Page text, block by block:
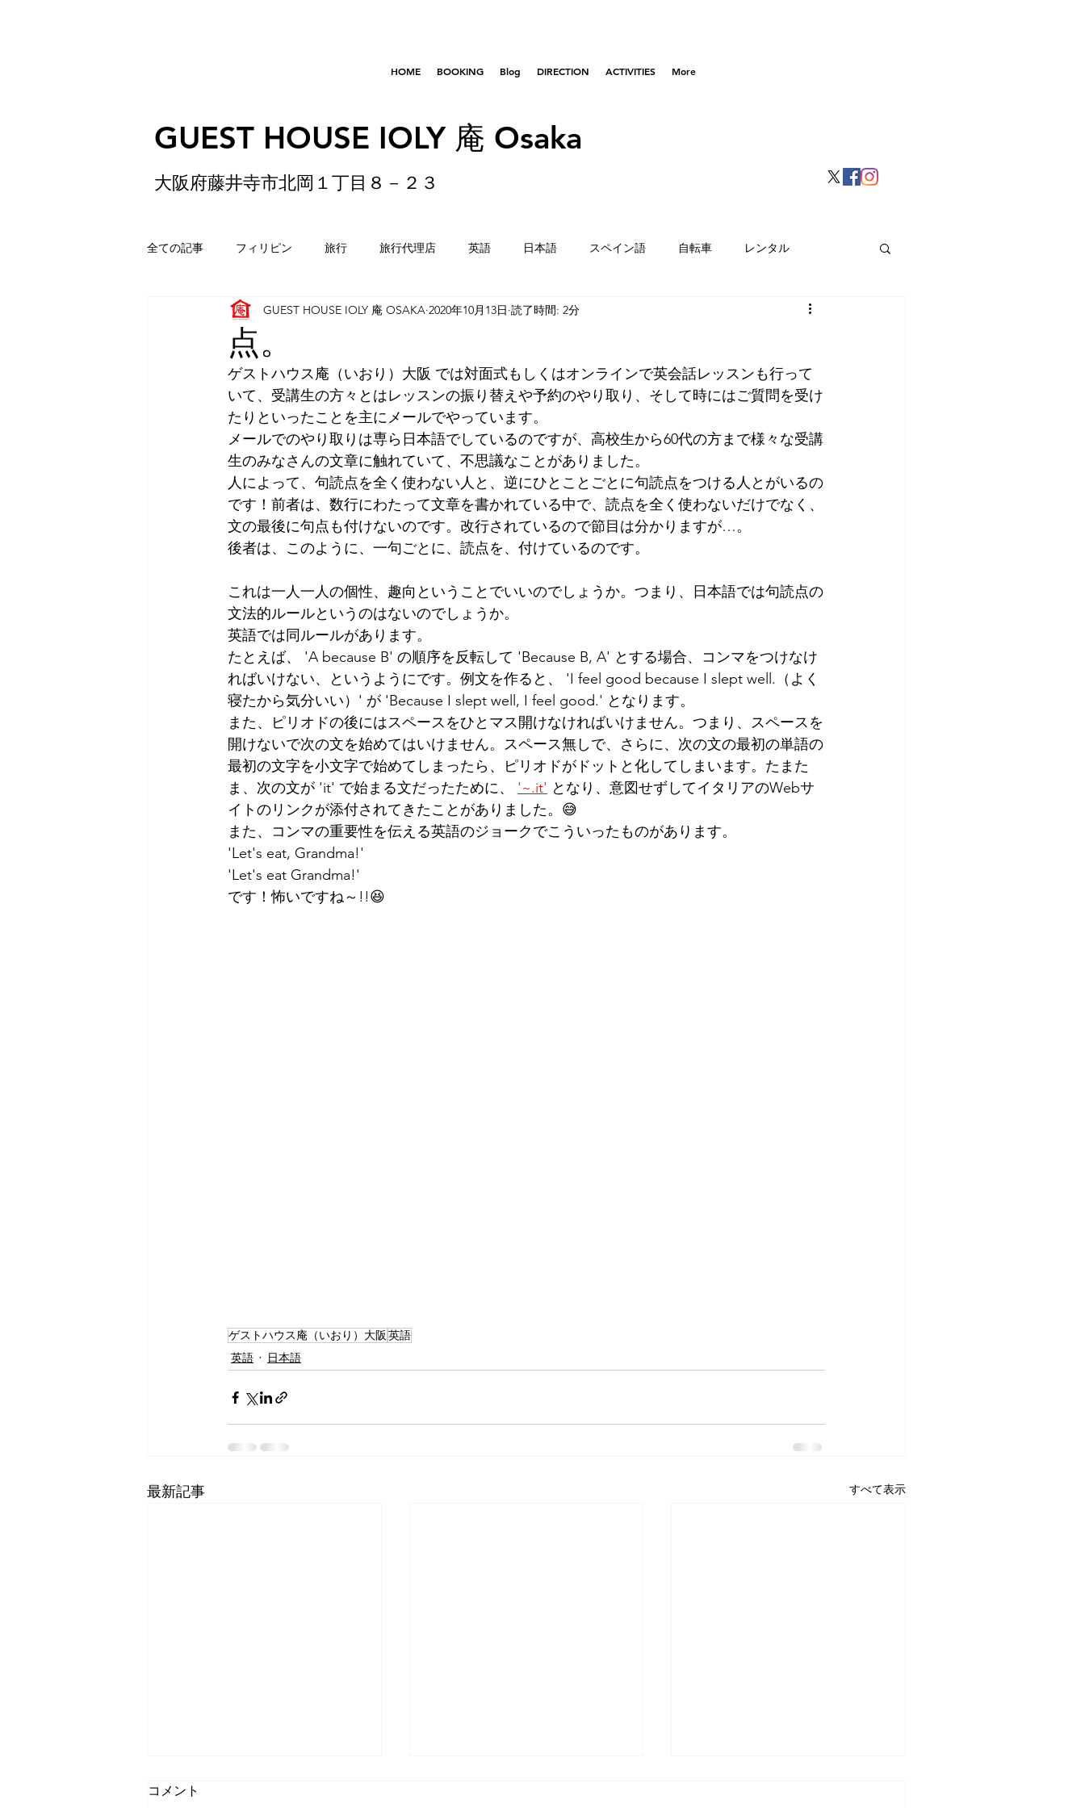
HOME BOOKING Blog DIRECTION ACTIVITIES More
GUEST HOUSE IOLY 庵 Osaka
大阪府藤井寺市北岡１丁目８－２３
全ての記事 フィリピン 旅行 旅行代理店 英語 日本語 スペイン語 自転車 レンタル
ゲストハウス 松原 香港 はびきのコロセアム 東京 横浜 Hong Kong
Yokohama 古市古墳群 鼓いちじくソース 恵我ノ荘駅 サンドイッチ アプリコット
apricot university 台湾 西国三十三所 藤井寺
点。
GUEST HOUSE IOLY 庵 OSAKA 2020年10月13日 読了時間: 2分
ゲストハウス庵（いおり）大阪 では対面式もしくはオンラインで英会話レッスンも行って
いて、受講生の方々とはレッスンの振り替えや予約のやり取り、そして時にはご質問を受け
たりといったことを主にメールでやっています。
メールでのやり取りは専ら日本語でしているのですが、高校生から60代の方まで様々な受講
生のみなさんの文章に触れていて、不思議なことがありました。
人によって、句読点を全く使わない人と、逆にひとことごとに句読点をつける人とがいるの
です！前者は、数行にわたって文章を書かれている中で、読点を全く使わないだけでなく、
文の最後に句点も付けないのです。改行されているので節目は分かりますが…。
後者は、このように、一句ごとに、読点を、付けているのです。
これは一人一人の個性、趣向ということでいいのでしょうか。つまり、日本語では句読点の
文法的ルールというのはないのでしょうか。
英語では同ルールがあります。
たとえば、 'A because B' の順序を反転して 'Because B, A' とする場合、コンマをつけなけ
ればいけない、というようにです。例文を作ると、 'I feel good because I slept well.（よく
寝たから気分いい）' が 'Because I slept well, I feel good.' となります。
また、ピリオドの後にはスペースをひとマス開けなければいけません。つまり、スペースを
開けないで次の文を始めてはいけません。スペース無しで、さらに、次の文の最初の単語の
最初の文字を小文字で始めてしまったら、ピリオドがドットと化してしまいます。たまた
ま、次の文が 'it' で始まる文だったために、 '~.it' となり、意図せずしてイタリアのWebサ
イトのリンクが添付されてきたことがありました。😅
また、コンマの重要性を伝える英語のジョークでこういったものがあります。
'Let's eat, Grandma!'
'Let's eat Grandma!'
です！怖いですね～!!😆
ゲストハウス庵（いおり）大阪 英語
英語
日本語
最新記事 すべて表示
コメント